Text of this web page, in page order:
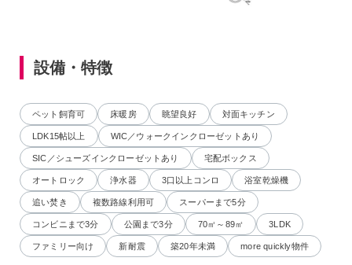
設備・特徴
ペット飼育可 床暖房 眺望良好 対面キッチン
LDK15帖以上 WIC／ウォークインクローゼットあり
SIC／シューズインクローゼットあり 宅配ボックス
オートロック 浄水器 3口以上コンロ 浴室乾燥機
追い焚き 複数路線利用可 スーパーまで5分
コンビニまで3分 公園まで3分 70㎡～89㎡ 3LDK
ファミリー向け 新耐震 築20年未満 more quickly物件